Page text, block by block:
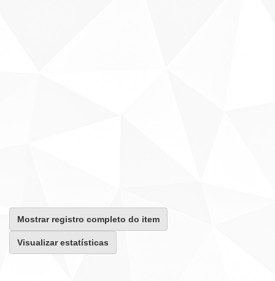
Mostrar registro completo do item
Visualizar estatísticas